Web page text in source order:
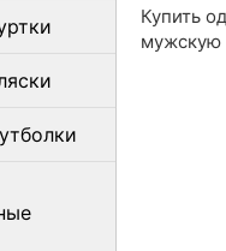
Купить
мужскую